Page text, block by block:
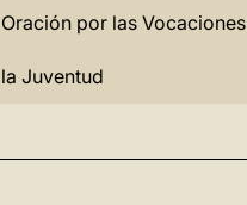
por las Vocaciones
Juventud